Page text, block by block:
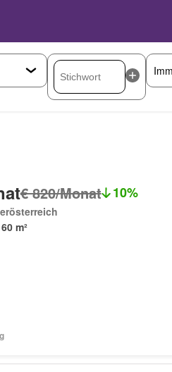
€ 820/Monat 10%
60 m²